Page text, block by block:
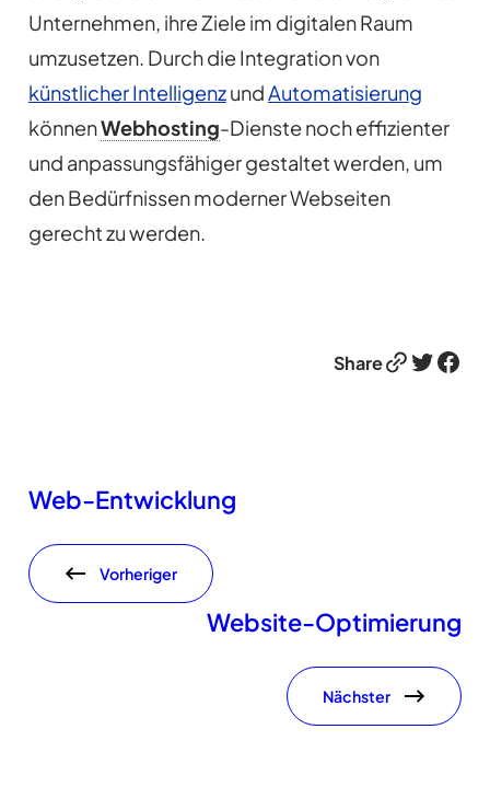
Unternehmen, ihre Ziele im digitalen Raum
umzusetzen. Durch die Integration von
künstlicher IntelligenzundAutomatisierung
könnenWebhosting-Dienste noch effizienter
und anpassungsfähiger gestaltet werden, um
den Bedürfnissen moderner Webseiten
gerecht zu werden.
ShareLink Twitter Facebook
Web-Entwicklung
Vorheriger
Website-Optimierung
Nächster